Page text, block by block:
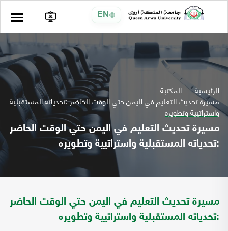
EN
الرئيسية المكتبة
مسيرة تحديث التعليم في اليمن حتي الوقت الحاضر :تحدياته المستقبلية
واستراتيية وتطويره
مسيرة تحديث التعليم في اليمن حتي الوقت الحاضر
:تحدياته المستقبلية واستراتيية وتطويره
مسيرة تحديث التعليم في اليمن حتي الوقت الحاضر
:تحدياته المستقبلية واستراتيية وتطويره